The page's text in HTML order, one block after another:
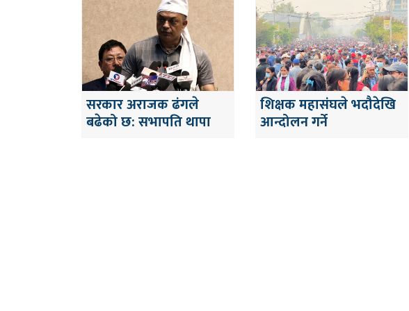
सरकार अराजक ढंगले
बढेको छ: सभापति थापा
शिक्षक महासंघले भदौदेखि
आन्दोलन गर्ने